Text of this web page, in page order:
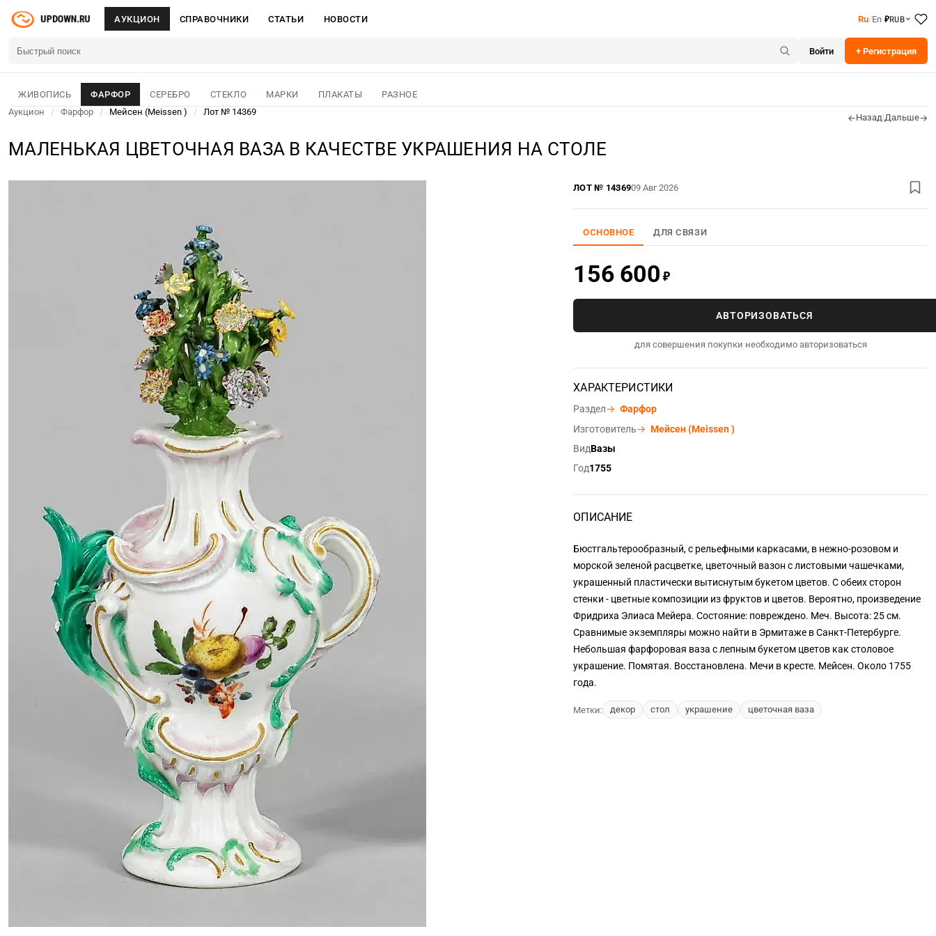
АУКЦИОН СПРАВОЧНИКИ СТАТЬИ НОВОСТИ Ru/En ₽RUB
Войти + Регистрация
ЖИВОПИСЬ ФАРФОР СЕРЕБРО СТЕКЛО МАРКИ ПЛАКАТЫ
РАЗНОЕ
Аукцион
/ Фарфор / Мейсен (Meissen ) / Лот № 14369
←Назад|Дальше→
МАЛЕНЬКАЯ ЦВЕТОЧНАЯ ВАЗА В КАЧЕСТВЕ УКРАШЕНИЯ НА СТОЛЕ
ЛОТ № 1436909 Авг 2026
ОСНОВНОЕ ДЛЯ СВЯЗИ
156 600 ₽
АВТОРИЗОВАТЬСЯ
для совершения покупки необходимо авторизоваться
ХАРАКТЕРИСТИКИ
Раздел→ Фарфор
Изготовитель→ Мейсен (Meissen )
ВидВазы
Год1755
ОПИСАНИЕ
Бюстгальтерообразный, с рельефными каркасами, в нежно-розовом и
морской зеленой расцветке, цветочный вазон с листовыми чашечками,
украшенный пластически вытиснутым букетом цветов. С обеих сторон
стенки - цветные композиции из фруктов и цветов. Вероятно, произведение
Фридриха Элиаса Мейера. Состояние: повреждено. Меч. Высота: 25 см.
Сравнимые экземпляры можно найти в Эрмитаже в Санкт-Петербурге.
Небольшая фарфоровая ваза с лепным букетом цветов как столовое
украшение. Помятая. Восстановлена. Мечи в кресте. Мейсен. Около 1755
года.
Метки: декор стол украшение цветочная ваза